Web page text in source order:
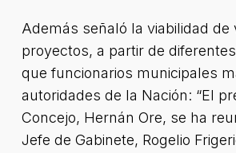
Además señaló la viabilidad de
proyectos, a partir de
que funcionarios municipales
autoridades de la Nación: “El
Concejo, Hernán Ore, se ha
Jefe de Gabinete, Rogelio